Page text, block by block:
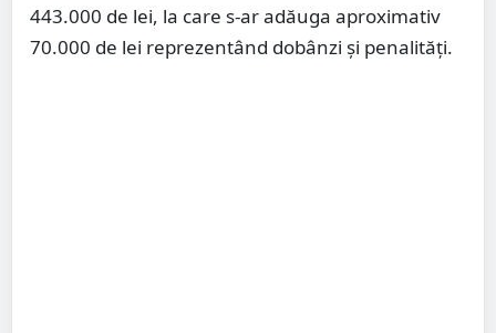
443.000 de lei, la care s-ar adăuga aproximativ
70.000 de lei reprezentând dobânzi și penalități.